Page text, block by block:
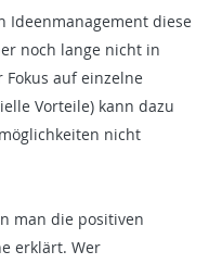
Ideenmanagement diese
noch lange nicht in
Fokus auf einzelne
Vorteile) kann dazu
nicht
man die positiven
erklärt. Wer